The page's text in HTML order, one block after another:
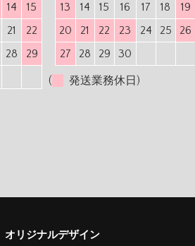
14
15
21
22
28
29
13
14 15 16 17 18
19
20
21 22 23 24 25
26
27
28 29 30
( 発送業務休日)
オリジナルデザイン